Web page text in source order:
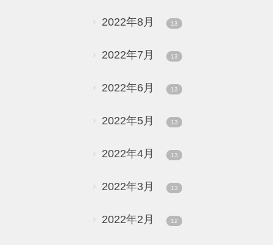
2022年8月 13
2022年7月 13
2022年6月 13
2022年5月 13
2022年4月 13
2022年3月 13
2022年2月 12